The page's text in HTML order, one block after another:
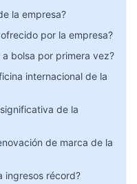
la empresa?
por la empresa?
a bolsa por primera vez?
internacional de la
de la
de marca de la
ingresos récord?